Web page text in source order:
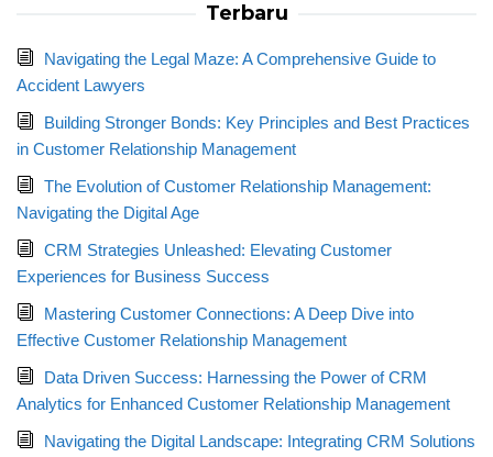
Terbaru
Navigating the Legal Maze: A Comprehensive Guide to
Accident Lawyers
Building Stronger Bonds: Key Principles and Best Practices
in Customer Relationship Management
The Evolution of Customer Relationship Management:
Navigating the Digital Age
CRM Strategies Unleashed: Elevating Customer
Experiences for Business Success
Mastering Customer Connections: A Deep Dive into
Effective Customer Relationship Management
Data Driven Success: Harnessing the Power of CRM
Analytics for Enhanced Customer Relationship Management
Navigating the Digital Landscape: Integrating CRM Solutions